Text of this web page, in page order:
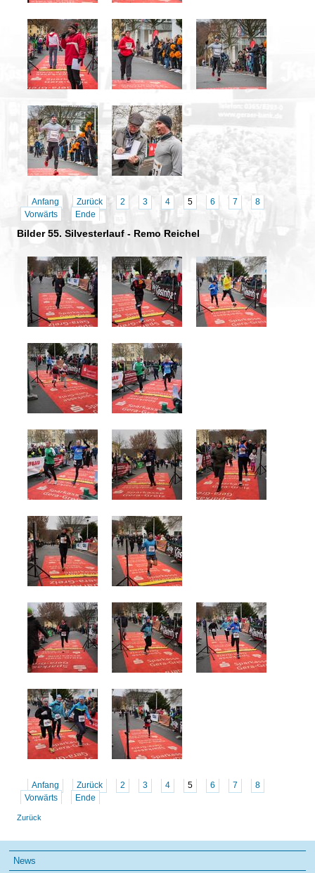
Anfang Zurück 2 3 4 5 6 7
8
Vorwärts
Ende
Bilder 55. Silvesterlauf - Remo Reichel
Anfang Zurück 2 3 4 5 6 7
8
Vorwärts
Ende
Zurück
Navigation
überspringen
News